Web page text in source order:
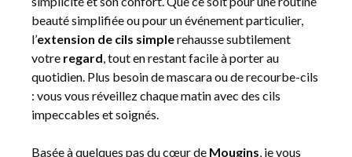
beauté simplifiée ou pour un événement particulier,
l’extension de cils simplerehausse subtilement
votre regard, tout en restant facile à porter au
quotidien. Plus besoin de mascara ou de recourbe-cils
: vous vous réveillez chaque matin avec des cils
impeccables et soignés.
Basée à quelques pas du cœur de Mougins, je vous